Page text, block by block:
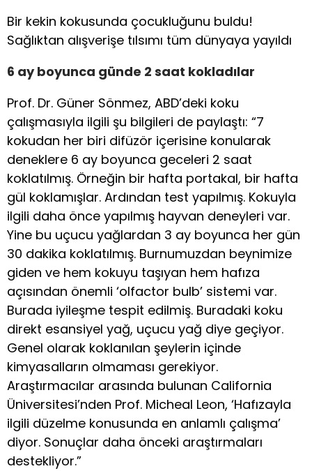
Bir kekin kokusunda çocukluğunu buldu!
Sağlıktan alışverişe tılsımı tüm dünyaya yayıldı
6 ay boyunca günde 2 saat kokladılar
Prof. Dr. Güner Sönmez, ABD’deki koku
çalışmasıyla ilgili şu bilgileri de paylaştı: “7
kokudan her biri difüzör içerisine konularak
deneklere 6 ay boyunca geceleri 2 saat
koklatılmış. Örneğin bir hafta portakal, bir hafta
gül koklamışlar. Ardından test yapılmış. Kokuyla
ilgili daha önce yapılmış hayvan deneyleri var.
Yine bu uçucu yağlardan 3 ay boyunca her gün
30 dakika koklatılmış. Burnumuzdan beynimize
giden ve hem kokuyu taşıyan hem hafıza
açısından önemli ‘olfactor bulb’ sistemi var.
Burada iyileşme tespit edilmiş. Buradaki koku
direkt esansiyel yağ, uçucu yağ diye geçiyor.
Genel olarak koklanılan şeylerin içinde
kimyasalların olmaması gerekiyor.
Araştırmacılar arasında bulunan California
Üniversitesi’nden Prof. Micheal Leon, ‘Hafızayla
ilgili düzelme konusunda en anlamlı çalışma’
diyor. Sonuçlar daha önceki araştırmaları
destekliyor.”